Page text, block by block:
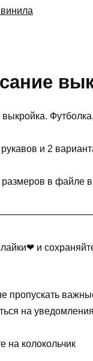
выкройка.
и 2
размеров в файле
и
пропускать
на
на колокольчик